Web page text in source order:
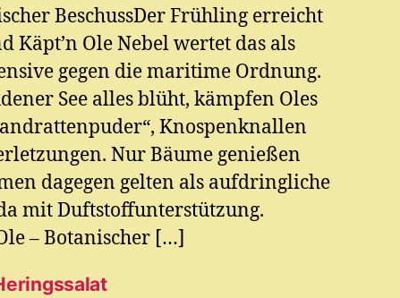
BeschussDer Frühling erreicht
Ole Nebel wertet das als
gegen die maritime Ordnung.
See alles blüht, kämpfen Oles
Knospenknallen
Nur Bäume genießen
dagegen gelten als aufdringliche
mit Duftstoffunterstützung.
– Botanischer […]